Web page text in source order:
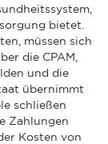
bietet.
müssen sich
die CPAM,
und die
übernimmt
schließen
Zahlungen
Kosten von